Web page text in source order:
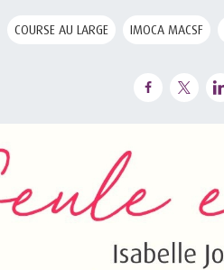
COURSE AU LARGE IMOCA MACSF